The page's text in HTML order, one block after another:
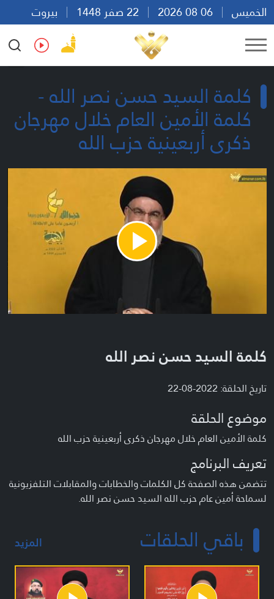
الخميس
بيروت
20:39
Ar En Fr Es
كلمة السيد حسن نصر الله -
كلمة الأمين العام خلال مهرجان
ذكرى أربعينية حزب الله
Play
Video
كلمة السيد حسن نصر الله
تاريخ الحلقة: 2022-08-22
موضوع الحلقة
كلمة الأمين العام خلال مهرجان ذكرى أربعينية حزب الله
تعريف البرنامج
تتضمن هذه الصفحة كل الكلمات والخطابات والمقابلات التلفزيونية
لسماحة أمين عام حزب الله السيد حسن نصر الله.
باقي الحلقات المزيد